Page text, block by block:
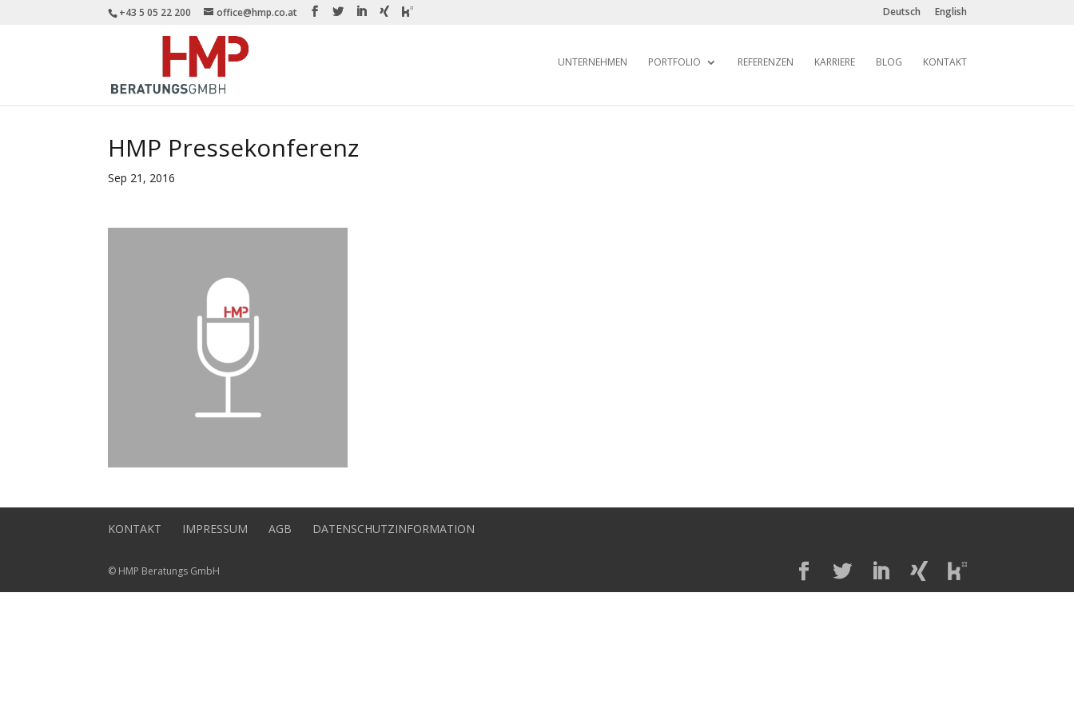
+43 5 05 22 200 office@hmp.co.at Deutsch English
UNTERNEHMEN PORTFOLIO REFERENZEN KARRIERE BLOG KONTAKT
HMP Pressekonferenz
Sep 21, 2016
KONTAKT IMPRESSUM AGB DATENSCHUTZINFORMATION
© HMP Beratungs GmbH